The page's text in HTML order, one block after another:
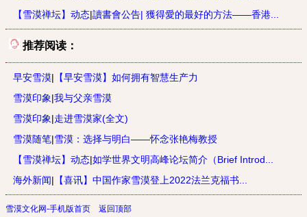
【雪漠禅坛】动态|讀書會公告| 獲得愛的最好的方法——香港...
推荐阅读：
早安雪漠| 【早安雪漠】如何拥有智慧生产力
雪漠印象|我与父亲雪漠
雪漠印象|走进雪漠家(全文)
雪漠随笔|雪漠：选择与明白——怀念张艳梅教授
【雪漠禅坛】动态|如学世界文明高峰论坛简介（Brief Introd...
海外新闻| 【喜讯】中国作家雪漠登上2022法兰克福书...
雪漠文化网-手机版首页 返回顶部